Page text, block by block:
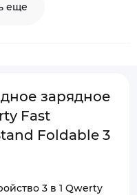
еще
зарядное
Fast
Foldable 3
3 в 1 Qwerty